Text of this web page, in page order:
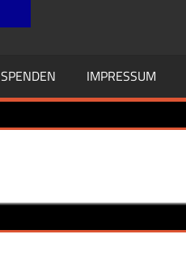
SPENDEN IMPRESSUM